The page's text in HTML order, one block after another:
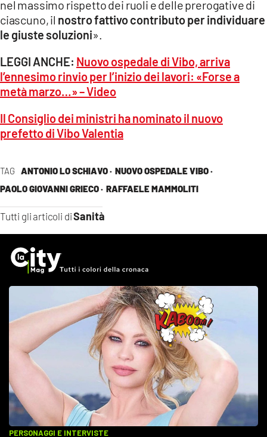
TAG ANTONIO LO SCHIAVO · NUOVO OSPEDALE VIBO ·
PAOLO GIOVANNI GRIECO · RAFFAELE MAMMOLITI
Tutti gli articoli diSanità
nel massimo rispetto dei ruoli e delle prerogative di
ciascuno, il nostro fattivo contributo per individuare
le giuste soluzioni».
LEGGI ANCHE: Nuovo ospedale di Vibo, arriva
l’ennesimo rinvio per l’inizio dei lavori: «Forse a
metà marzo…» – Video
Il Consiglio dei ministri ha nominato il nuovo
prefetto di Vibo Valentia